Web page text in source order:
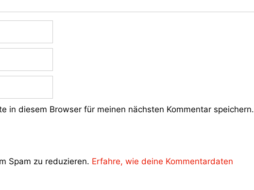
in diesem Browser für meinen nächsten Kommentar speichern.
Spam zu reduzieren. Erfahre, wie deine Kommentardaten